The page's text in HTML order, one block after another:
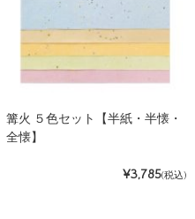
篝火 ５色セット【半紙・半懐・
全懐】
¥3,785(税込)